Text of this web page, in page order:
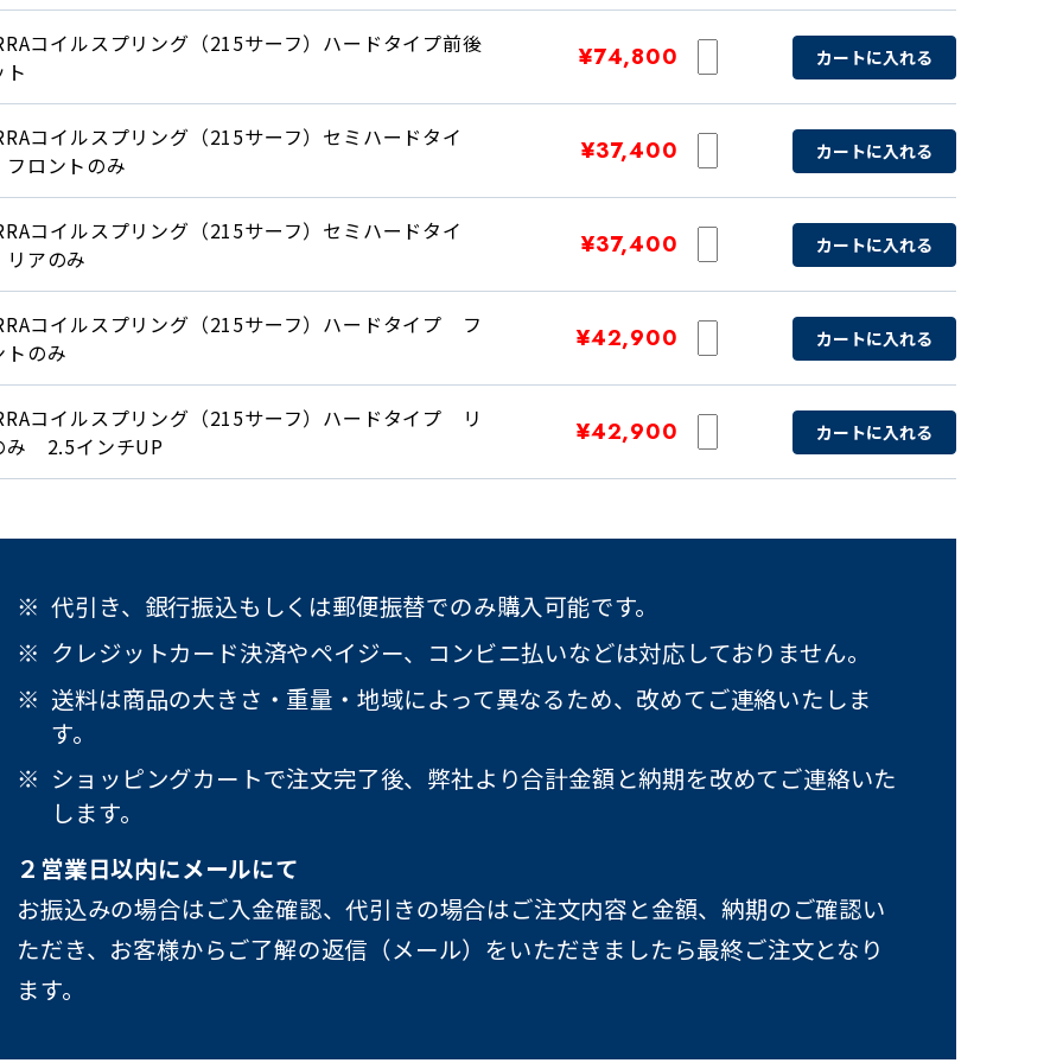
コイルスプリング（215サーフ）ハードタイプ前後
ト
¥74,800 カートに入れる
コイルスプリング（215サーフ）セミハードタイ
ロントのみ
¥37,400 カートに入れる
コイルスプリング（215サーフ）セミハードタイ
アのみ
¥37,400 カートに入れる
コイルスプリング（215サーフ）ハードタイプ フ
トのみ
¥42,900 カートに入れる
コイルスプリング（215サーフ）ハードタイプ リ
み 2.5インチUP
¥42,900 カートに入れる
代引き、銀行振込もしくは郵便振替でのみ購入可能です。
クレジットカード決済やペイジー、コンビニ払いなどは対応しておりません。
送料は商品の大きさ・重量・地域によって異なるため、改めてご連絡いたしま
す。
ショッピングカートで注文完了後、弊社より合計金額と納期を改めてご連絡いた
します。
２営業日以内にメールにて
お振込みの場合はご入金確認、代引きの場合はご注文内容と金額、納期のご確認い
ただき、お客様からご了解の返信（メール）をいただきましたら最終ご注文となり
ます。